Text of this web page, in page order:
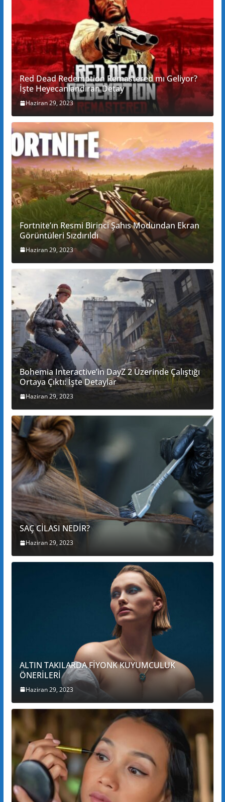
Red Dead Redemption Remastered mı Geliyor?
İşte Heyecanlandıran Detay
Haziran 29, 2023
Fortnite’ın Resmi Birinci Şahıs Modundan Ekran
Görüntüleri Sızdırıldı
Haziran 29, 2023
Bohemia Interactive’in DayZ 2 Üzerinde Çalıştığı
Ortaya Çıktı: İşte Detaylar
Haziran 29, 2023
SAÇ CİLASI NEDİR?
Haziran 29, 2023
ALTIN TAKILARDA FİYONK KUYUMCULUK
ÖNERİLERİ
Haziran 29, 2023